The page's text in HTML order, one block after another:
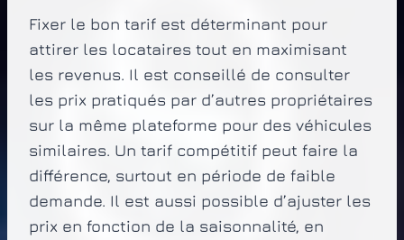
Fixer le bon tarif est déterminant pour
attirer les locataires tout en maximisant
les revenus. Il est conseillé de consulter
les prix pratiqués par d’autres propriétaires
sur la même plateforme pour des véhicules
similaires. Un tarif compétitif peut faire la
différence, surtout en période de faible
demande. Il est aussi possible d’ajuster les
prix en fonction de la saisonnalité, en